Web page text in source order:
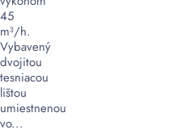
45
m³/h.
Vybavený
dvojitou
tesniacou
lištou
umiestnenou
vo...